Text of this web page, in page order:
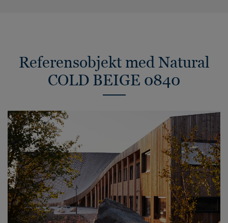
Referensobjekt med Natural
COLD BEIGE 0840